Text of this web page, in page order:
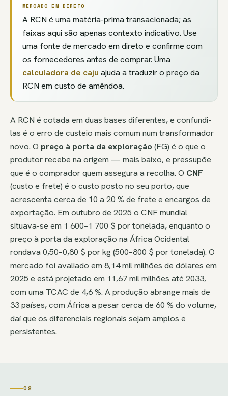
MERCADO EM DIRETO
A RCN é uma matéria-prima transacionada; as
faixas aqui são apenas contexto indicativo. Use
uma fonte de mercado em direto e confirme com
os fornecedores antes de comprar. Uma
calculadora de caju ajuda a traduzir o preço da
RCN em custo de amêndoa.
A RCN é cotada em duas bases diferentes, e confundi-
las é o erro de custeio mais comum num transformador
novo. O preço à porta da exploração (FG) é o que o
produtor recebe na origem — mais baixo, e pressupõe
que é o comprador quem assegura a recolha. O CNF
(custo e frete) é o custo posto no seu porto, que
acrescenta cerca de 10 a 20 % de frete e encargos de
exportação. Em outubro de 2025 o CNF mundial
situava-se em 1 600–1 700 $ por tonelada, enquanto o
preço à porta da exploração na África Ocidental
rondava 0,50–0,80 $ por kg (500–800 $ por tonelada). O
mercado foi avaliado em 8,14 mil milhões de dólares em
2025 e está projetado em 11,67 mil milhões até 2033,
com uma TCAC de 4,6 %. A produção abrange mais de
33 países, com África a pesar cerca de 60 % do volume,
daí que os diferenciais regionais sejam amplos e
persistentes.
02